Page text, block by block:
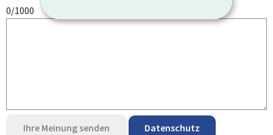
0/1000
Ihre Meinung senden Datenschutz